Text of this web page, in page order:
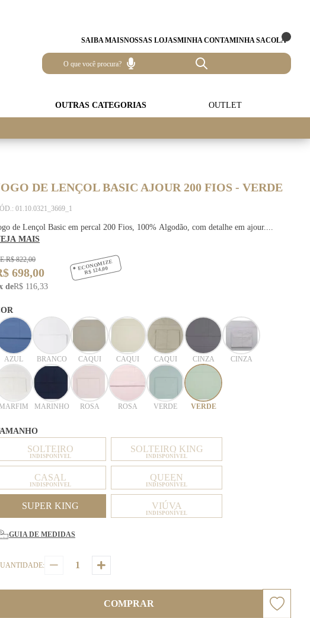
SAIBA MAISNOSSAS LOJASMINHA CONTAMINHA SACOLA
OUTRAS CATEGORIAS OUTLET
DE LENÇOL BASIC AJOUR 200 FIOS - VERDE
01.10.0321_3669_1
de Lençol Basic em percal 200 Fios, 100% Algodão, com detalhe em ajour....
MAIS
R$ 822,00
698,00
deR$ 116,33
ECONOMIZE
R$ 124,00
AZUL BRANCO CAQUI CAQUI CAQUI CINZA CINZA
MARFIM MARINHO ROSA ROSA VERDE VERDE
SOLTEIRO
INDISPONÍVEL
SOLTEIRO KING
INDISPONÍVEL
CASAL
INDISPONÍVEL
QUEEN
INDISPONÍVEL
SUPER KING VIÚVA
INDISPONÍVEL
GUIA DE MEDIDAS
COMPRAR